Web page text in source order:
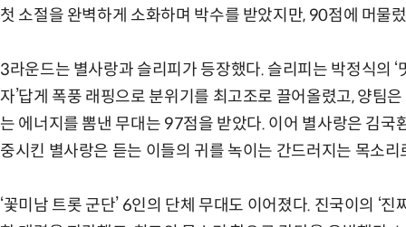
첫 소절을 완벽하게 소화하며 박수를 받았지만, 90점에 머물
3라운드는 별사랑과 슬리피가 등장했다. 슬리피는 박정식의 ‘
자’답게 폭풍 래핑으로 분위기를 최고조로 끌어올렸고, 양팀
는 에너지를 뽐낸 무대는 97점을 받았다. 이어 별사랑은 김국
중시킨 별사랑은 듣는 이들의 귀를 녹이는 간드러지는 목소
‘꽃미남 트롯 군단’ 6인의 단체 무대도 이어졌다. 진국이의 ‘